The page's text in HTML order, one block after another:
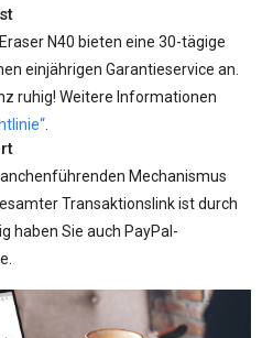
N40 bieten eine 30-tägige
einjährigen Garantieservice an.
ruhig! Weitere Informationen
Mechanismus
Transaktionslink ist durch
haben Sie auch PayPal-